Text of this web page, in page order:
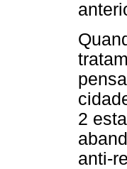
2
anti-